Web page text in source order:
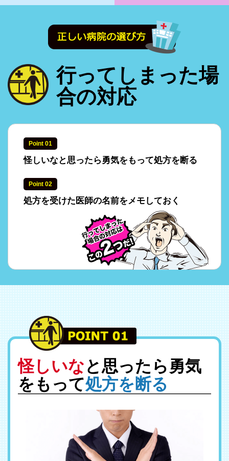
行ってしまった場
合の対応
Point 01
怪しいなと思ったら勇気をもって処方を断る
Point 02
処方を受けた医師の名前をメモしておく
怪しいなと思ったら勇気
をもって処方を断る